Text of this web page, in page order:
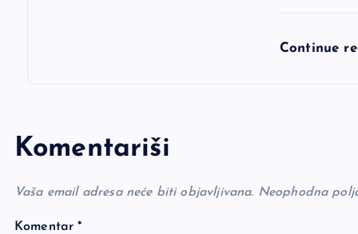
Continue
Komentariši
Vaša email adresa neće biti objavljivana. Neophodna
Komentar*